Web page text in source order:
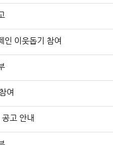
이웃돕기 참여
여
고 안내